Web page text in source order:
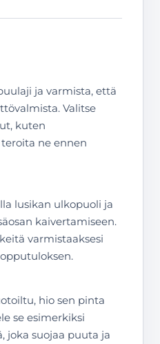
ja varmista, että
Valitse
kuten
ne ennen
lusikan ulkopuoli ja
kaivertamiseen.
varmistaaksesi
hio sen pinta
se esimerkiksi
joka suojaa puuta ja